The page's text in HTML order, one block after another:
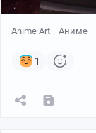
Anime Art Аниме
1